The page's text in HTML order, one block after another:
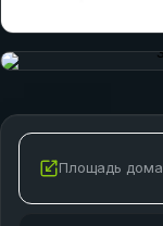
Площадь дома